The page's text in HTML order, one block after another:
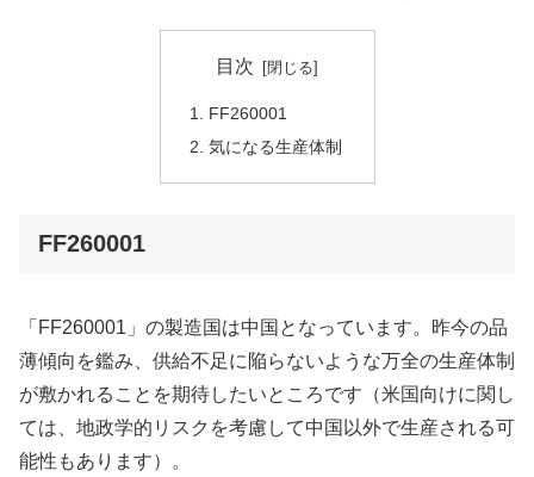
目次
FF260001
気になる生産体制
FF260001
「FF260001」の製造国は中国となっています。昨今の品
薄傾向を鑑み、供給不足に陥らないような万全の生産体制
が敷かれることを期待したいところです（米国向けに関し
ては、地政学的リスクを考慮して中国以外で生産される可
能性もあります）。